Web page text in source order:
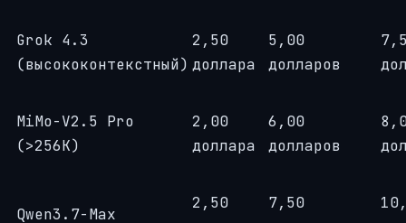
Grok 4.3
(высококонтекстный)
2,50
доллара
5,00
долларов
MiMo-V2.5 Pro
(>256K)
2,00
доллара
6,00
долларов
Qwen3.7-Max
2,50
7,50